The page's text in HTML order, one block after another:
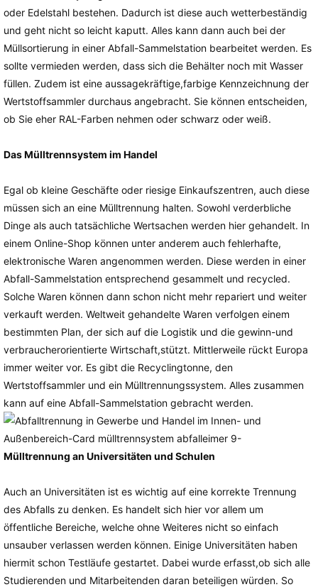
oder Edelstahl bestehen. Dadurch ist diese auch wetterbeständig
und geht nicht so leicht kaputt. Alles kann dann auch bei der
Müllsortierung in einer Abfall-Sammelstation bearbeitet werden. Es
sollte vermieden werden, dass sich die Behälter noch mit Wasser
füllen. Zudem ist eine aussagekräftige,farbige Kennzeichnung der
Wertstoffsammler durchaus angebracht. Sie können entscheiden,
ob Sie eher RAL-Farben nehmen oder schwarz oder weiß.
Das Mülltrennsystem im Handel
Egal ob kleine Geschäfte oder riesige Einkaufszentren, auch diese
müssen sich an eine Mülltrennung halten. Sowohl verderbliche
Dinge als auch tatsächliche Wertsachen werden hier gehandelt. In
einem Online-Shop können unter anderem auch fehlerhafte,
elektronische Waren angenommen werden. Diese werden in einer
Abfall-Sammelstation entsprechend gesammelt und recycled.
Solche Waren können dann schon nicht mehr repariert und weiter
verkauft werden. Weltweit gehandelte Waren verfolgen einem
bestimmten Plan, der sich auf die Logistik und die gewinn-und
verbraucherorientierte Wirtschaft,stützt. Mittlerweile rückt Europa
immer weiter vor. Es gibt die Recyclingtonne, den
Wertstoffsammler und ein Mülltrennungssystem. Alles zusammen
kann auf eine Abfall-Sammelstation gebracht werden.
Mülltrennung an Universitäten und Schulen
Auch an Universitäten ist es wichtig auf eine korrekte Trennung
des Abfalls zu denken. Es handelt sich hier vor allem um
öffentliche Bereiche, welche ohne Weiteres nicht so einfach
unsauber verlassen werden können. Einige Universitäten haben
hiermit schon Testläufe gestartet. Dabei wurde erfasst,ob sich alle
Studierenden und Mitarbeitenden daran beteiligen würden. So